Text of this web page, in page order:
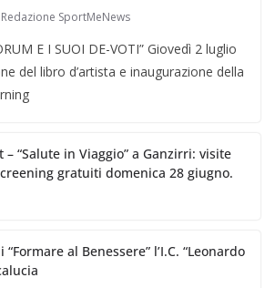
Redazione SportMeNews
E I SUOI DE-VOTI” Giovedì 2 luglio
del libro d’artista e inaugurazione della
“Salute in Viaggio” a Ganzirri: visite
gratuiti domenica 28 giugno.
al Benessere” l’I.C. “Leonardo